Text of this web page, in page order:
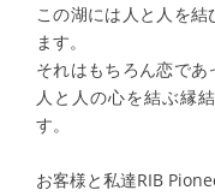
この湖には人と人を
ます。
それはもちろん恋であ
人と人の心を結ぶ縁
す。
お客様と私達RIB